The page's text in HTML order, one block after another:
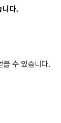
니다.
을 수 있습니다.